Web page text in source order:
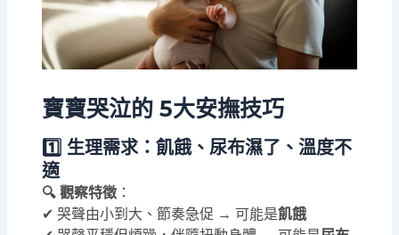
寶寶哭泣的 5大安撫技巧
1️⃣ 生理需求：飢餓、尿布濕了、溫度不
適
🔍 觀察特徵 ：
✔ 哭聲由小到大、節奏急促 → 可能是飢餓